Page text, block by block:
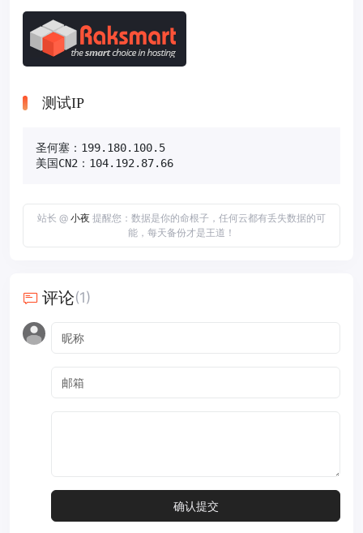
测试IP
圣何塞：199.180.100.5
美国CN2：104.192.87.66
站长 @ 小夜 提醒您：数据是你的命根子，任何云都有丢失数据的可
能，每天备份才是王道！
评论(1)